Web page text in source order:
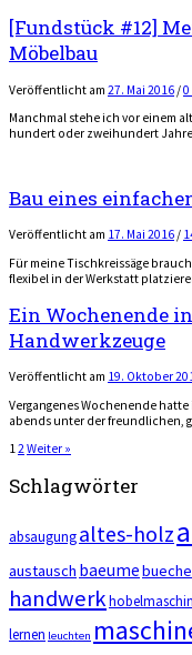
[Fundstück #12]
Möbelbau
Veröffentlicht am 27. Mai 2016 /
Manchmal stehe ich vor einem
hundert oder zweihundert
Bau eines
Veröffentlicht am 17. Mai 2016 /
Für meine Tischkreissäge
flexibel in der Werkstatt
Ein Wochenende
Handwerkzeuge
Veröffentlicht am 19. Oktober
Vergangenes Wochenende hatte
abends unter der freundlichen,
der
Beiträge
12Weiter »
Schlagwörter
absaugungaltes-holz
austausch baeume
handwerk
lernen leuchten